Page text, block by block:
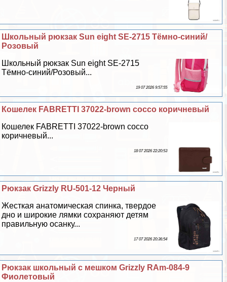
Школьный рюкзак Sun eight SE-2715 Тёмно-синий/
Розовый
Школьный рюкзак Sun eight SE-2715
Тёмно-синий/Розовый...
19 07 2026 9:57:55
Кошелек FABRETTI 37022-brown cocco коричневый
Кошелек FABRETTI 37022-brown cocco
коричневый...
18 07 2026 22:20:53
Рюкзак Grizzly RU-501-12 Черный
Жесткая анатомическая спинка, твердое
дно и широкие лямки сохраняют детям
правильную осанку...
17 07 2026 20:36:54
Рюкзак школьный с мешком Grizzly RAm-084-9
Фиолетовый